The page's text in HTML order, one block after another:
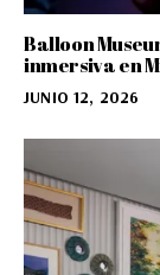
Balloon
inmersiva en
JUNIO 12, 2026